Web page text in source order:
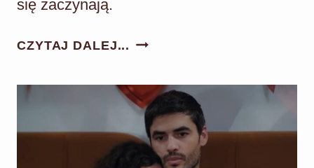
się zaczynają.
CZYTAJ DALEJ... DZIEDZICTWO
ROMANTYCZNA
KOLACJA
TYLKO